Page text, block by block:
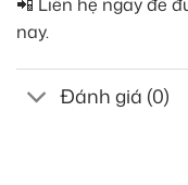
nay.
Đánh giá (0)